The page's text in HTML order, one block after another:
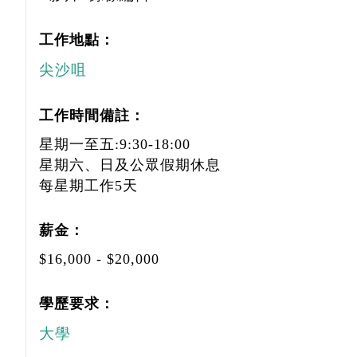
工作地點：
尖沙咀
工作時間備註：
星期一至五:9:30-18:00
星期六、日及公眾假期休息
每星期工作5天
薪金：
$16,000 - $20,000
學歷要求：
大學